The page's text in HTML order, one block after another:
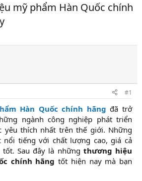
mỹ phẩm Hàn Quốc chính
#1
Hàn Quốc chính hãng đã trở
ngành công nghiệp phát triển
yêu thích nhất trên thế giới. Những
nổi tiếng với chất lượng cao, giá cả
Sau đây là những thương hiệu
chính hãng tốt hiện nay mà bạn